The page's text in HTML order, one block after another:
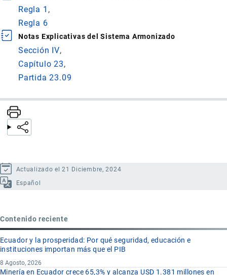
Regla 1
Regla 6
Notas Explicativas del Sistema Armonizado
Sección IV
Capítulo 23
Partida 23.09
Actualizado el 21 Diciembre, 2024
Español
Contenido reciente
Ecuador y la prosperidad: Por qué seguridad, educación e
instituciones importan más que el PIB
8 Agosto, 2026
Minería en Ecuador crece 65,3% y alcanza USD 1.381 millones en